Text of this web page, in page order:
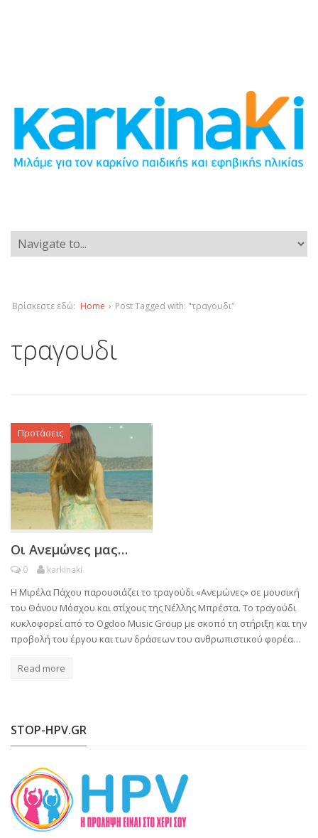
Βρίσκεστε εδώ: Home › Post Tagged with: "τραγουδι"
τραγουδι
Προτάσεις
Οι Ανεμώνες μας…
0 karkinaki
Η Μιρέλα Πάχου παρουσιάζει το τραγούδι «Ανεμώνες» σε μουσική
του Θάνου Μόσχου και στίχους της Νέλλης Μπρέστα. Το τραγούδι
κυκλοφορεί από το Ogdoo Music Group με σκοπό τη στήριξη και την
προβολή του έργου και των δράσεων του ανθρωπιστικού φορέα…
Read more
STOP-HPV.GR